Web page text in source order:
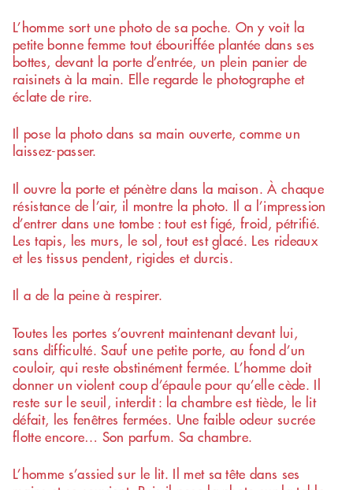
L’homme sort une photo de sa poche. On y voit la
petite bonne femme tout ébouriffée plantée dans ses
bottes, devant la porte d’entrée, un plein panier de
raisinets à la main. Elle regarde le photographe et
éclate de rire.
Il pose la photo dans sa main ouverte, comme un
laissez-passer.
Il ouvre la porte et pénètre dans la maison. À chaque
résistance de l’air, il montre la photo. Il a l’impression
d’entrer dans une tombe : tout est figé, froid, pétrifié.
Les tapis, les murs, le sol, tout est glacé. Les rideaux
et les tissus pendent, rigides et durcis.
Il a de la peine à respirer.
Toutes les portes s’ouvrent maintenant devant lui,
sans difficulté. Sauf une petite porte, au fond d’un
couloir, qui reste obstinément fermée. L’homme doit
donner un violent coup d’épaule pour qu’elle cède. Il
reste sur le seuil, interdit : la chambre est tiède, le lit
défait, les fenêtres fermées. Une faible odeur sucrée
flotte encore… Son parfum. Sa chambre.
L’homme s’assied sur le lit. Il met sa tête dans ses